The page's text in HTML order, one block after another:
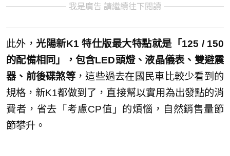
我是廣告 請繼續往下閱讀
此外， 光陽新K1 特仕版最大特點就是「125 / 150
的配備相同」，包含LED頭燈、液晶儀表、雙避震
器、前後碟煞等，這些過去在國民車比較少看到的
規格，新K1都做到了，直接幫以實用為出發點的消
費者，省去「考慮CP值」的煩惱，自然銷售量節
節攀升。